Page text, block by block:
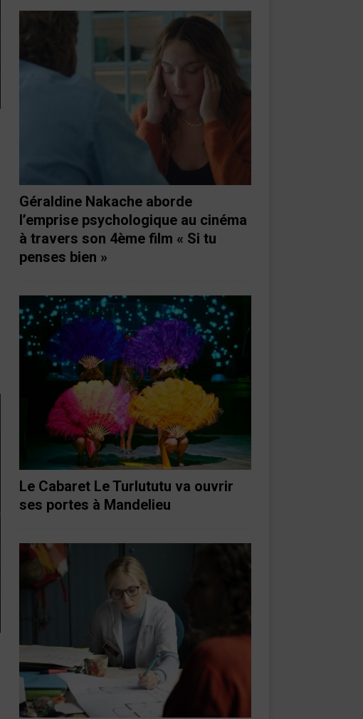
Géraldine Nakache aborde
l’emprise psychologique au cinéma
à travers son 4ème film « Si tu
penses bien »
Le Cabaret Le Turlututu va ouvrir
ses portes à Mandelieu